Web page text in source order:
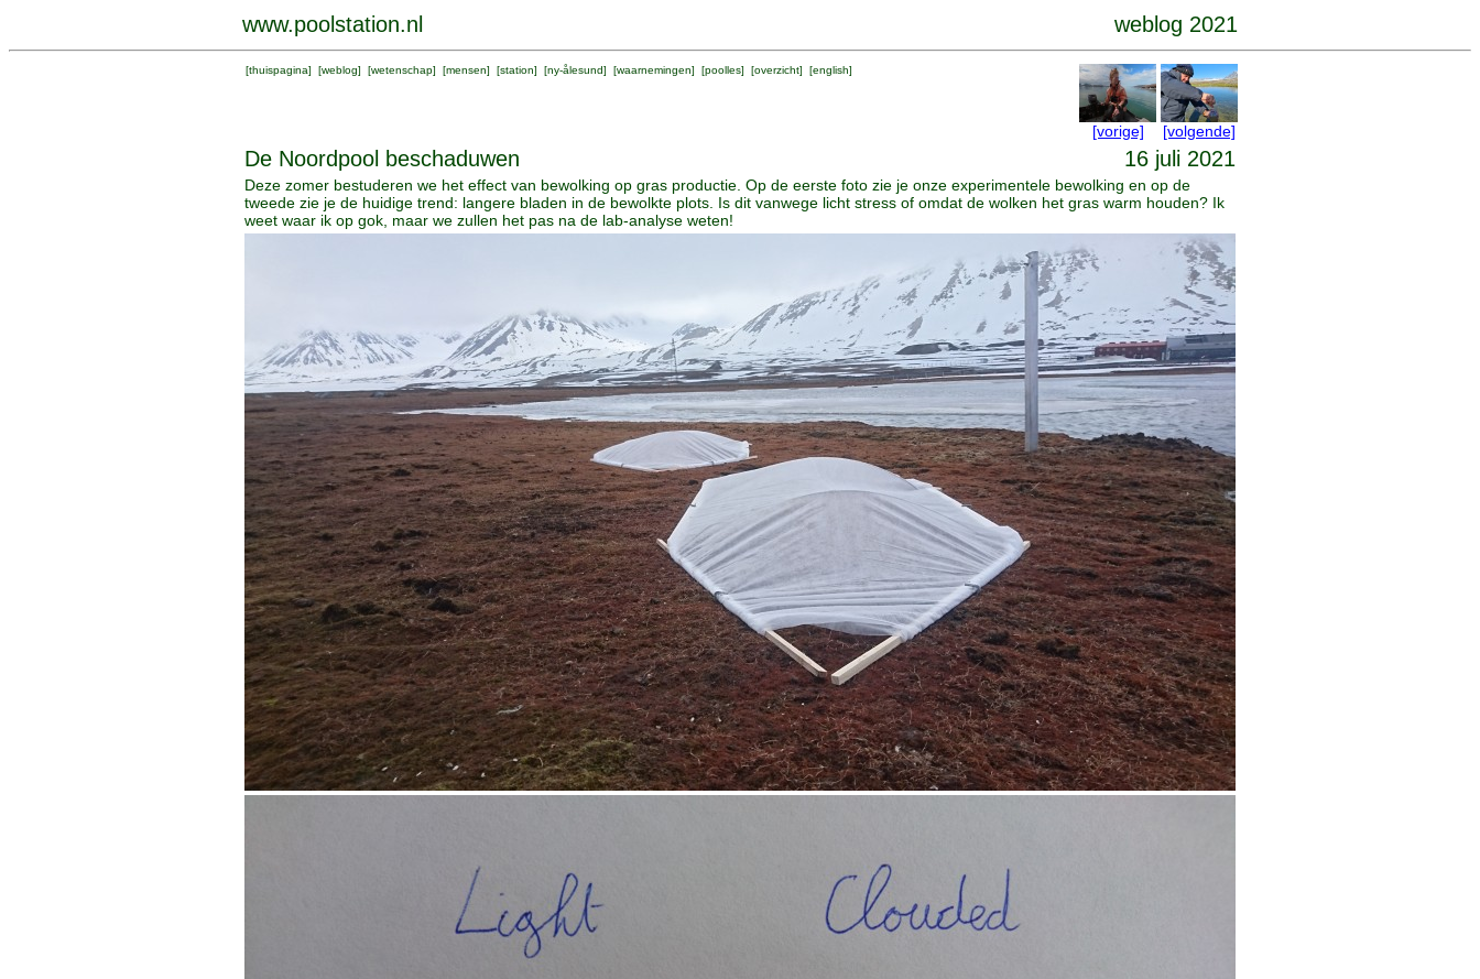
www.poolstation.nl weblog 2021
[thuispagina] [weblog] [wetenschap] [mensen] [station] [ny-ålesund] [waarnemingen] [poolles] [overzicht] [english]
[vorige] [volgende]
De Noordpool beschaduwen 16 juli 2021
Deze zomer bestuderen we het effect van bewolking op gras productie. Op de eerste foto zie je onze experimentele bewolking en op de
tweede zie je de huidige trend: langere bladen in de bewolkte plots. Is dit vanwege licht stress of omdat de wolken het gras warm houden? Ik
weet waar ik op gok, maar we zullen het pas na de lab-analyse weten!